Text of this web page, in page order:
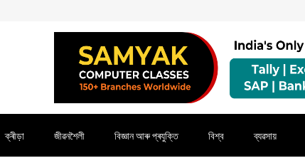
ক্ৰীড়া জীৱনশৈলী বিজ্ঞান আৰু প্ৰযুক্তি বিশ্ব ব্যৱসায়